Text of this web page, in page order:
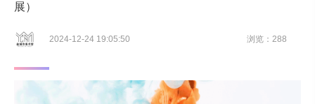
展）
2024-12-24 19:05:50 浏览：288